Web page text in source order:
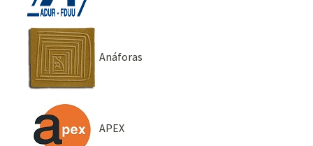
Anáforas
APEX